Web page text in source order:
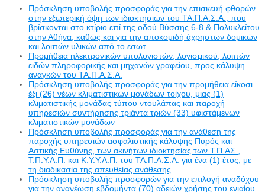
Πρόσκληση υποβολής προσφοράς για την επισκευή φθορών
στην εξωτερική όψη των ιδιοκτησιών του ΤΑ.Π.Α.Σ.Α., που
βρίσκονται στο κτίριο επί της οδού Βύσσης 6-8 & Πολυκλείτου
στην Αθήνα, καθώς και για την αποκομιδή άχρηστων δομικών
και λοιπών υλικών από το εσωτ
Προμήθεια ηλεκτρονικών υπολογιστών, λογισμικού, λοιπών
ειδών πληροφορικής και μηχανών γραφείου, προς κάλυψη
αναγκών του ΤΑ.Π.Α.Σ.Α.
Πρόσκληση υποβολής προσφοράς για την προμήθεια είκοσι
έξι (26) νέων κλιματιστικών μονάδων τοίχου, μιας (1)
κλιματιστικής μονάδας τύπου ντουλάπας και παροχή
υπηρεσιών συντήρησης τριάντα τριών (33) υφιστάμενων
κλιματιστικών μονάδων
Πρόσκληση υποβολής προσφοράς για την ανάθεση της
παροχής υπηρεσιών ασφαλιστικής κάλυψης Πυρός και
Αστικής Ευθύνης, των ακινήτων ιδιοκτησίας των Τ.Π.ΑΣ.,
Τ.Π.Υ.Α.Π. και Κ.Υ.Υ.Α.Π. του ΤΑ.Π.Α.Σ.Α. για ένα (1) έτος, με
τη διαδικασία της απευθείας ανάθεσης
Πρόσκληση υποβολής προσφορών για την επιλογή αναδόχου
για την ανανέωση εβδομήντα (70) αδειών χρήσης του ενιαίου